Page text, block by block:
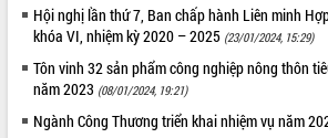
xuất khẩu sầu riêng và triển khai quy
định EUDR
Thứ trưởng Bộ Nông nghiệp và Môi
trường Nguyễn Hoàng Hiệp khảo sát
vùng trồng và doanh nghiệp đóng gói
sầu riêng tại Đắk Lắk
Hội nghị lần thứ 7, Ban chấp hành Liên minh
khóa VI, nhiệm kỳ 2020 – 2025 (23/01/2024, 15:29)
Tôn vinh 32 sản phẩm công nghiệp nông thôn
năm 2023 (08/01/2024, 19:21)
Ngành Công Thương triển khai nhiệm vụ năm